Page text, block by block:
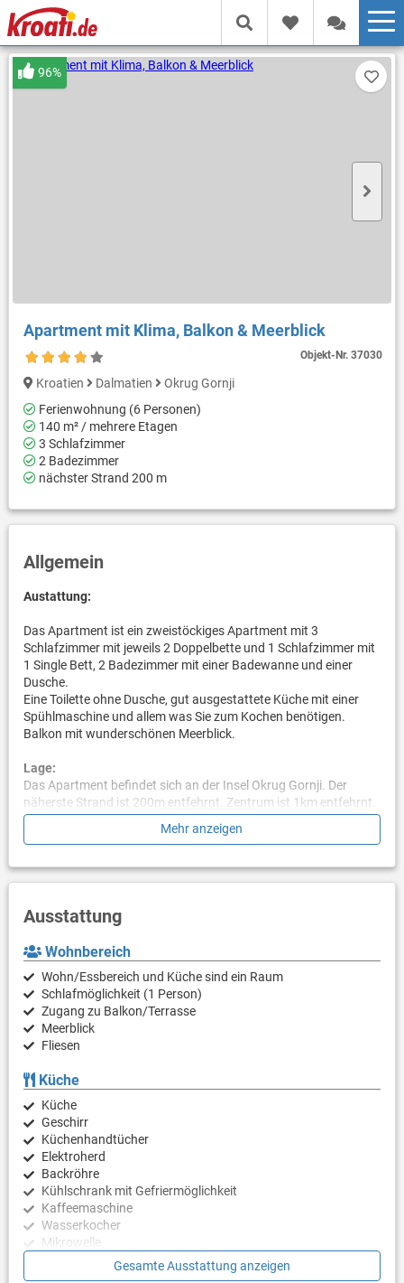
Apartment mit Klima, Balkon & Meerblick
Objekt-Nr.37030
96%
Kroatien Dalmatien
Okrug Gornji
Ferienwohnung (6 Personen)
140 m² / mehrere Etagen
3 Schlafzimmer
2 Badezimmer
nächster Strand 200 m
Allgemein
Austattung:
Das Apartment ist ein zweistöckiges Apartment mit 3
Schlafzimmer mit jeweils 2 Doppelbette und 1 Schlafzimmer mit
1 Single Bett, 2 Badezimmer mit einer Badewanne und einer
Dusche.
Eine Toilette ohne Dusche, gut ausgestattete Küche mit einer
Spühlmaschine und allem was Sie zum Kochen benötigen.
Balkon mit wunderschönen Meerblick.
Lage:
Das Apartment befindet sich an der Insel Okrug Gornji. Der
näherste Strand ist 200m entfehrnt. Zentrum ist 1km entfehrnt.
Supermärkte und Restaurants sind im Kreis von 150m
Sonstiges:
Mehr anzeigen
Ausstattung
Wohnbereich
Wohn/Essbereich und Küche sind ein Raum
Schlafmöglichkeit (1 Person)
Zugang zu Balkon/Terrasse
Meerblick
Fliesen
Küche
Küche
Geschirr
Küchenhandtücher
Elektroherd
Backröhre
Kühlschrank mit Gefriermöglichkeit
Kaffeemaschine
Wasserkocher
Mikrowelle
Gesamte Ausstattung anzeigen